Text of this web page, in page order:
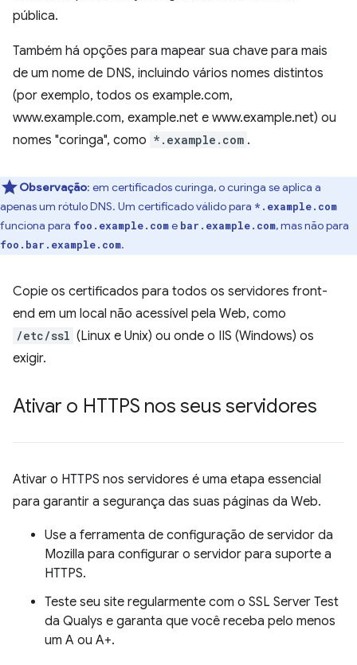
pública.
Também há opções para mapear sua chave para mais
de um nome de DNS, incluindo vários nomes distintos
(por exemplo, todos os example.com,
www.example.com, example.net e www.example.net) ou
nomes "coringa", como *.example.com .
Observação: em certificados curinga, o curinga se aplica a
apenas um rótulo DNS. Um certificado válido para *.example.com
funciona para foo.example.come bar.example.com, mas não para
foo.bar.example.com.
Copie os certificados para todos os servidores front-
end em um local não acessível pela Web, como
/etc/ssl (Linux e Unix) ou onde o IIS (Windows) os
exigir.
Ativar o HTTPS nos seus servidores
Ativar o HTTPS nos servidores é uma etapa essencial
para garantir a segurança das suas páginas da Web.
Use a ferramenta de configuração de servidor da
Mozilla para configurar o servidor para suporte a
HTTPS.
Teste seu site regularmente com o SSL Server Test
da Qualys e garanta que você receba pelo menos
um A ou A+.